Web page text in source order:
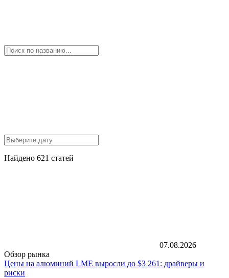
Найдено 621 статей
07.08.2026
Обзор рынка
Цены на алюминий LME выросли до $3 261: драйверы и
риски